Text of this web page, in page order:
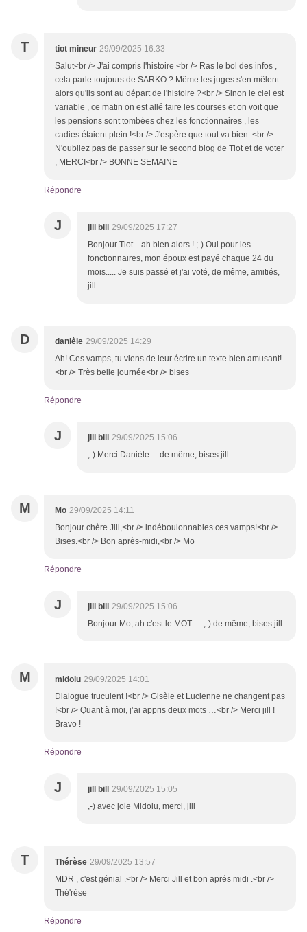
T tiot mineur 29/09/2025 16:33
Salut<br /> J'ai compris l'histoire <br /> Ras le bol des infos ,
cela parle toujours de SARKO ? Même les juges s'en mêlent
alors qu'ils sont au départ de l'histoire ?<br /> Sinon le ciel est
variable , ce matin on est allé faire les courses et on voit que
les pensions sont tombées chez les fonctionnaires , les
cadies étaient plein !<br /> J'espère que tout va bien .<br />
N'oubliez pas de passer sur le second blog de Tiot et de voter
, MERCI<br /> BONNE SEMAINE
Répondre
J jill bill
29/09/2025 17:27
Bonjour Tiot... ah bien alors ! ;-) Oui pour les
fonctionnaires, mon époux est payé chaque 24 du
mois..... Je suis passé et j'ai voté, de même, amitiés,
jill
D danièle 29/09/2025 14:29
Ah! Ces vamps, tu viens de leur écrire un texte bien amusant!
<br /> Très belle journée<br /> bises
Répondre
J jill bill
29/09/2025 15:06
,-) Merci Danièle.... de même, bises jill
M Mo 29/09/2025 14:11
Bonjour chère Jill,<br /> indéboulonnables ces vamps!<br />
Bises.<br /> Bon après-midi,<br /> Mo
Répondre
J jill bill
29/09/2025 15:06
Bonjour Mo, ah c'est le MOT..... ;-) de même, bises jill
M midolu 29/09/2025 14:01
Dialogue truculent !<br /> Gisèle et Lucienne ne changent pas
!<br /> Quant à moi, j’ai appris deux mots …<br /> Merci jill !
Bravo !
Répondre
J jill bill
29/09/2025 15:05
,-) avec joie Midolu, merci, jill
T Thérèse 29/09/2025 13:57
MDR , c'est génial .<br /> Merci Jill et bon aprés midi .<br />
Thé'rèse
Répondre